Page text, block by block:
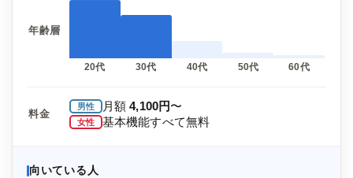
年齢層
20代 30代 40代 50代 60代
料金
男性 月額4,100円〜
女性 基本機能すべて無料
向いている人